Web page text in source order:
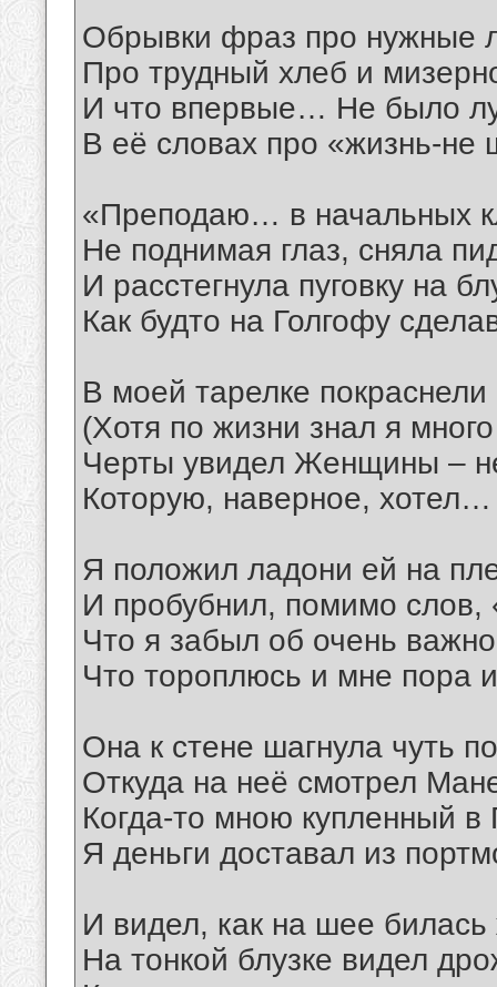
Обрывки фраз про нужные
Про трудный хлеб и
И что впервые… Не было
В её словах про «жизнь-
«Преподаю… в начальных
Не поднимая глаз, сняла
И расстегнула пуговку на
Как будто на Голгофу
В моей тарелке
(Хотя по жизни знал я
Черты увидел Женщины –
Которую, наверное, хотел…
Я положил ладони ей на
И пробубнил, помимо слов,
Что я забыл об очень
Что тороплюсь и мне пора
Она к стене шагнула чуть
Откуда на неё смотрел
Когда-то мною купленный
Я деньги доставал из
И видел, как на шее
На тонкой блузке видел